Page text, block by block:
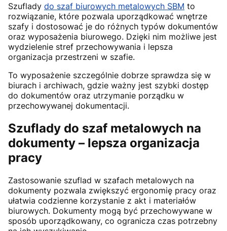
Szuflady do szaf biurowych metalowych SBM to
rozwiązanie, które pozwala uporządkować wnętrze
szafy i dostosować je do różnych typów dokumentów
oraz wyposażenia biurowego. Dzięki nim możliwe jest
wydzielenie stref przechowywania i lepsza
organizacja przestrzeni w szafie.
To wyposażenie szczególnie dobrze sprawdza się w
biurach i archiwach, gdzie ważny jest szybki dostęp
do dokumentów oraz utrzymanie porządku w
przechowywanej dokumentacji.
Szuflady do szaf metalowych na
dokumenty – lepsza organizacja
pracy
Zastosowanie szuflad w szafach metalowych na
dokumenty pozwala zwiększyć ergonomię pracy oraz
ułatwia codzienne korzystanie z akt i materiałów
biurowych. Dokumenty mogą być przechowywane w
sposób uporządkowany, co ogranicza czas potrzebny